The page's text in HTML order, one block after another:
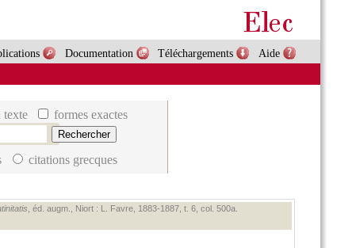
Aide
Téléchargements
Documentation
texte formes exactes
citations grecques
, éd. augm., Niort : L. Favre, 1883‑1887, t. 6, col. 500a.